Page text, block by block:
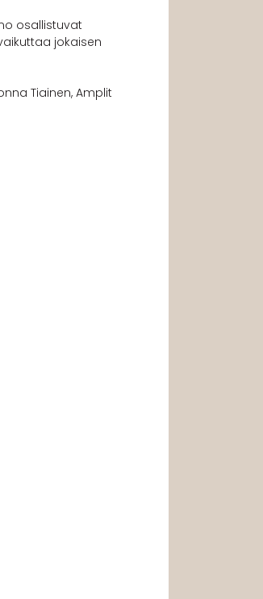
osallistuvat
jokaisen
Tiainen, Amplit